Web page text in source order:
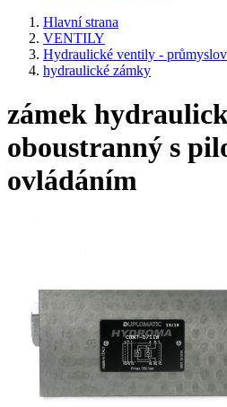
Hlavní strana
VENTILY
Hydraulické ventily -
hydraulické zámky
zámek
oboustranný s
ovládáním